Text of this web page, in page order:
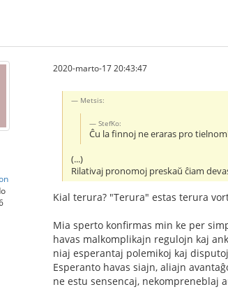
2020-marto-17 20:43:47
Metsis:
StefKo:
Ĉu la finnoj ne eraras pro
(...)
Rilativaj pronomoj preskaŭ ĉiam
Kial terura? "Terura" estas terura
Mia sperto konfirmas min ke per
havas malkomplikajn regulojn kaj
niaj esperantaj polemikoj kaj
Esperanto havas siajn, aliajn
ne estu sensencaj, nekompreneblaj